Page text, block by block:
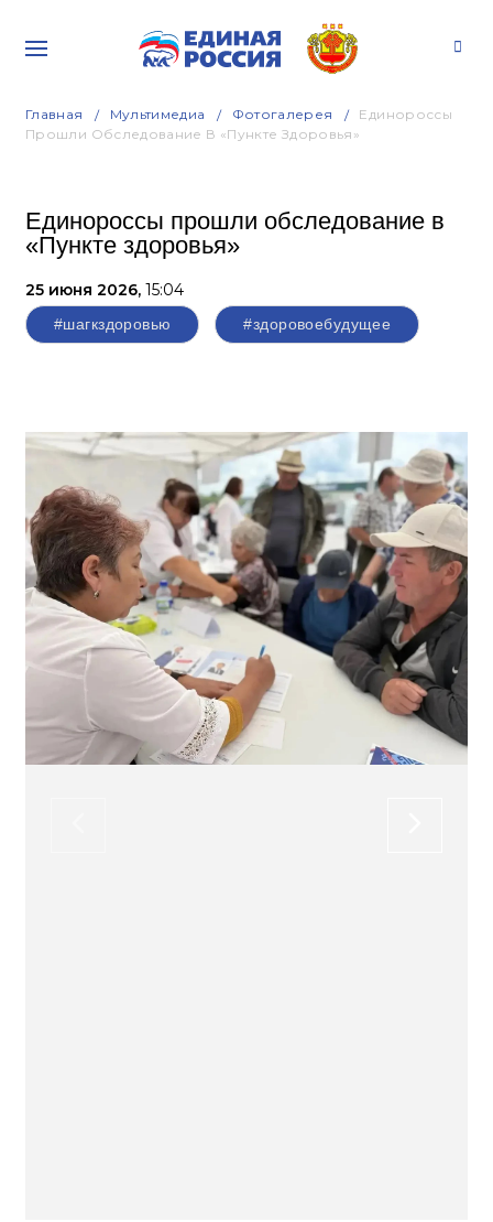
Главная Мультимедиа Фотогалерея
Единороссы
Прошли Обследование В «Пункте Здоровья»
Единороссы прошли обследование в
«Пункте здоровья»
25 июня 2026, 15:04
#шагкздоровью #здоровоебудущее